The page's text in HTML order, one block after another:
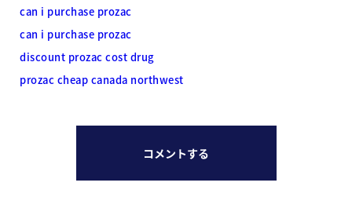
can i purchase prozac
can i purchase prozac
discount prozac cost drug
prozac cheap canada northwest
コメントする